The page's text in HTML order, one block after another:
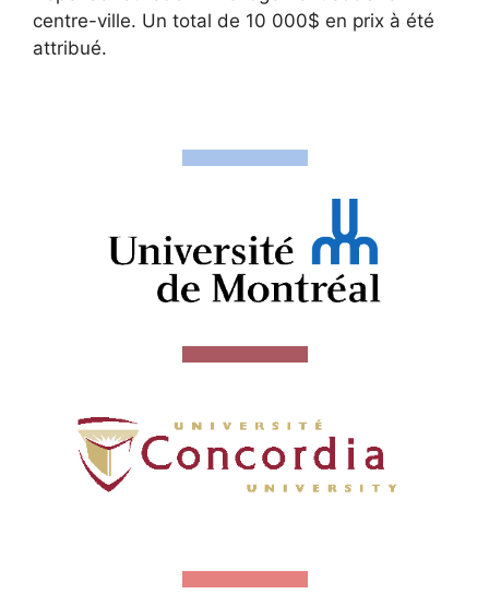
centre-ville. Un total de 10 000$ en prix à été
attribué.